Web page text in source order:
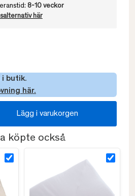
8-10 veckor
här
i butik.
här.
Lägg i varukorgen
köpte också